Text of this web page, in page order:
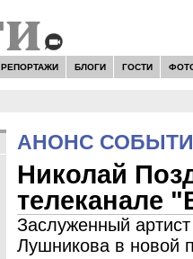
РЕПОРТАЖИ БЛОГИ ГОСТИ
АНОНС
Николай
телеканале
Заслуженный
Лушникова в новой